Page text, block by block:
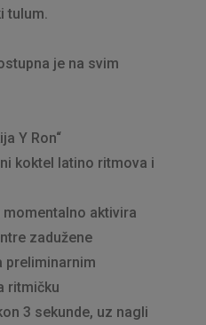
tulum.
je na svim
Y Ron“
koktel latino ritmova i
aktivira
zadužene
preliminarnim
ritmičku
3 sekunde, uz nagli